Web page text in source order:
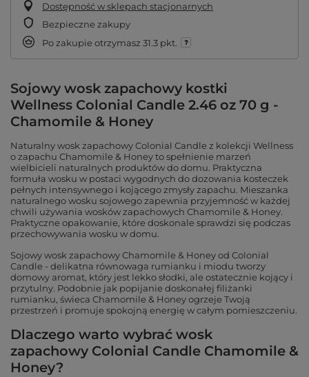
Dostępność w sklepach stacjonarnych
Bezpieczne zakupy
Po zakupie otrzymasz 31.3 pkt.
Sojowy wosk zapachowy kostki
Wellness Colonial Candle 2.46 oz 70 g -
Chamomile & Honey
Naturalny wosk zapachowy Colonial Candle z kolekcji Wellness
o zapachu Chamomile & Honey to spełnienie marzeń
wielbicieli naturalnych produktów do domu. Praktyczna
formuła wosku w postaci wygodnych do dozowania kosteczek
pełnych intensywnego i kojącego zmysły zapachu. Mieszanka
naturalnego wosku sojowego zapewnia przyjemność w każdej
chwili używania wosków zapachowych Chamomile & Honey.
Praktyczne opakowanie, które doskonale sprawdzi się podczas
przechowywania wosku w domu.
Sojowy wosk zapachowy Chamomile & Honey od Colonial
Candle - delikatna równowaga rumianku i miodu tworzy
domowy aromat, który jest lekko słodki, ale ostatecznie kojący i
przytulny. Podobnie jak popijanie doskonałej filiżanki
rumianku, świeca Chamomile & Honey ogrzeje Twoją
przestrzeń i promuje spokojną energię w całym pomieszczeniu.
Dlaczego warto wybrać wosk
zapachowy Colonial Candle Chamomile &
Honey?